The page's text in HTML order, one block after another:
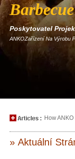
Poskytovatel
ANKOZařízení Na Výrobu
How
» Aktuální